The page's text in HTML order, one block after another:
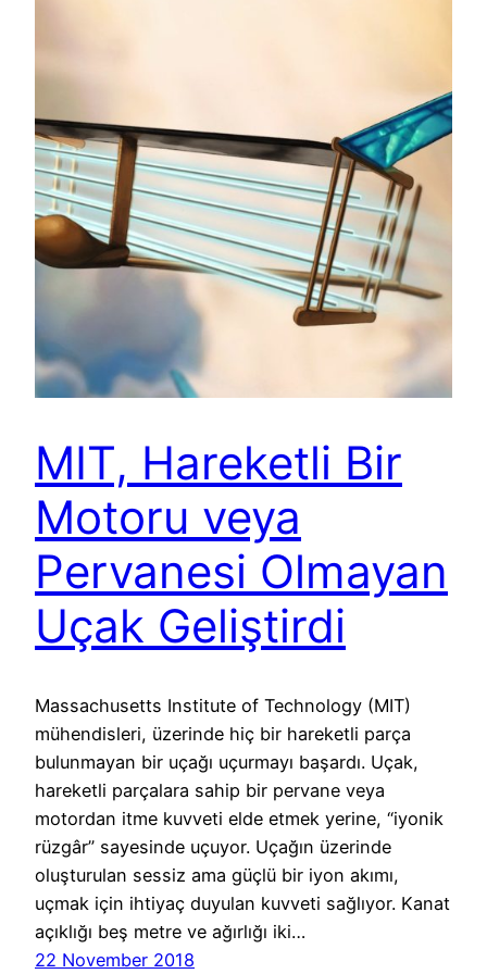
MIT, Hareketli Bir
Motoru veya
Pervanesi Olmayan
Uçak Geliştirdi
Massachusetts Institute of Technology (MIT)
mühendisleri, üzerinde hiç bir hareketli parça
bulunmayan bir uçağı uçurmayı başardı. Uçak,
hareketli parçalara sahip bir pervane veya
motordan itme kuvveti elde etmek yerine, “iyonik
rüzgâr” sayesinde uçuyor. Uçağın üzerinde
oluşturulan sessiz ama güçlü bir iyon akımı,
uçmak için ihtiyaç duyulan kuvveti sağlıyor. Kanat
açıklığı beş metre ve ağırlığı iki…
22 November 2018